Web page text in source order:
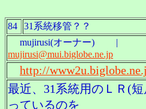
84 31系統移管？？
mujirusi(オーナー) |
mujirusi@mui.biglobe.ne.jp
http://
最近、31系統用のＬＲ(
っているのを